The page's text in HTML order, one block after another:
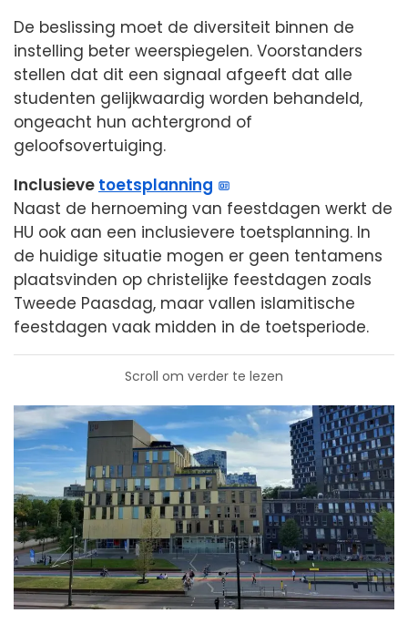
De beslissing moet de diversiteit binnen de
instelling beter weerspiegelen. Voorstanders
stellen dat dit een signaal afgeeft dat alle
studenten gelijkwaardig worden behandeld,
ongeacht hun achtergrond of
geloofsovertuiging.
Inclusieve toetsplanning
Naast de hernoeming van feestdagen werkt de
HU ook aan een inclusievere toetsplanning. In
de huidige situatie mogen er geen tentamens
plaatsvinden op christelijke feestdagen zoals
Tweede Paasdag, maar vallen islamitische
feestdagen vaak midden in de toetsperiode.
Scroll om verder te lezen